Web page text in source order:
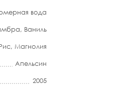
вода
, Ваниль
, Магнолия
Апельсин
2005